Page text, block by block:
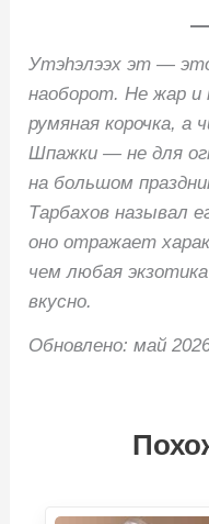
Утэhэлээх эт —
наоборот. Не жар и
румяная корочка, а
Шпажки — не для
на большом
Тарбахов называл
оно отражает
чем любая
вкусно.
Обновлено: май